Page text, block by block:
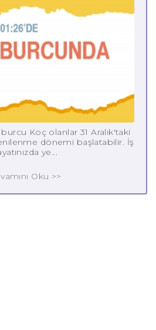
Koç olanlar 31 Aralık'taki
dönemi başlatabilir. İş
ye...
Oku >>